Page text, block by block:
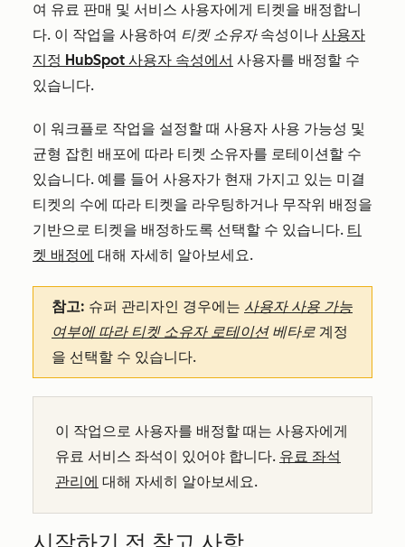
여 유료 판매 및 서비스 사용자에게 티켓을 배정합니
다. 이 작업을 사용하여 티켓 소유자속성이나 사용자
지정 HubSpot 사용자 속성에서 사용자를 배정할 수
있습니다.
이 워크플로 작업을 설정할 때 사용자 사용 가능성 및
균형 잡힌 배포에 따라 티켓 소유자를 로테이션할 수
있습니다. 예를 들어 사용자가 현재 가지고 있는 미결
티켓의 수에 따라 티켓을 라우팅하거나 무작위 배정을
기반으로 티켓을 배정하도록 선택할 수 있습니다. 티
켓 배정에 대해 자세히 알아보세요.
참고: 슈퍼 관리자인 경우에는 사용자 사용 가능
여부에 따라 티켓 소유자 로테이션베타로 계정
을 선택할 수 있습니다.
이 작업으로 사용자를 배정할 때는 사용자에게
유료 서비스 좌석이 있어야 합니다. 유료 좌석
관리에 대해 자세히 알아보세요.